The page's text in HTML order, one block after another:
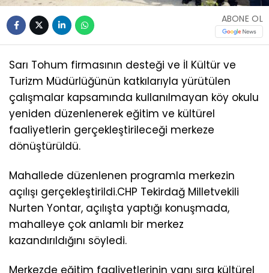
ABONE OL
Sarı Tohum firmasının desteği ve İl Kültür ve
Turizm Müdürlüğünün katkılarıyla yürütülen
çalışmalar kapsamında kullanılmayan köy okulu
yeniden düzenlenerek eğitim ve kültürel
faaliyetlerin gerçekleştirileceği merkeze
dönüştürüldü.
Mahallede düzenlenen programla merkezin
açılışı gerçekleştirildi.CHP Tekirdağ Milletvekili
Nurten Yontar, açılışta yaptığı konuşmada,
mahalleye çok anlamlı bir merkez
kazandırıldığını söyledi.